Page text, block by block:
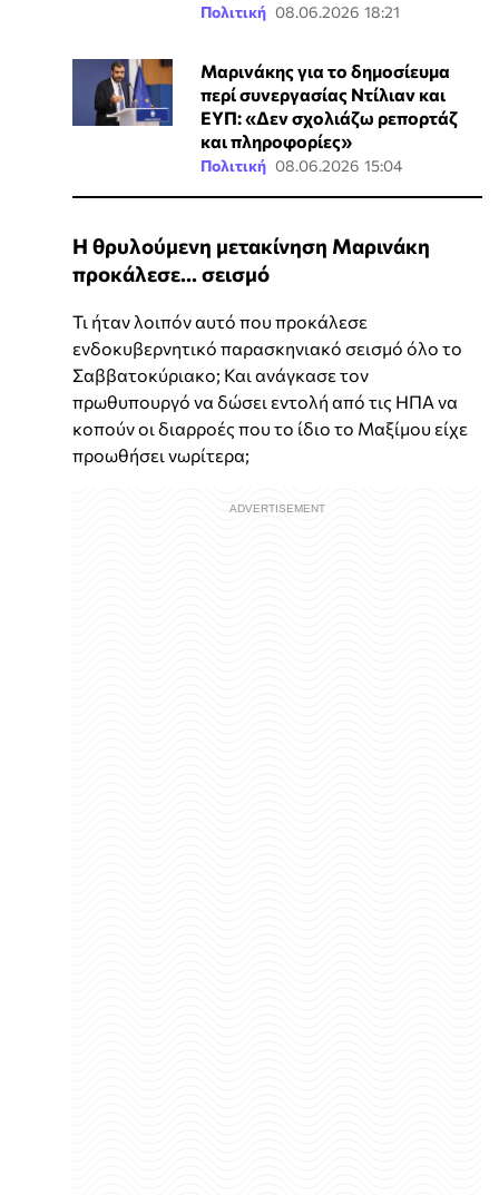
Πολιτική 08.06.2026 18:21
Μαρινάκης για το δημοσίευμα
περί συνεργασίας Ντίλιαν και
ΕΥΠ: «Δεν σχολιάζω ρεπορτάζ
και πληροφορίες»
Πολιτική 08.06.2026 15:04
Η θρυλούμενη μετακίνηση Μαρινάκη
προκάλεσε... σεισμό
Τι ήταν λοιπόν αυτό που προκάλεσε
ενδοκυβερνητικό παρασκηνιακό σεισμό όλο το
Σαββατοκύριακο; Και ανάγκασε τον
πρωθυπουργό να δώσει εντολή από τις ΗΠΑ να
κοπούν οι διαρροές που το ίδιο το Μαξίμου είχε
προωθήσει νωρίτερα;